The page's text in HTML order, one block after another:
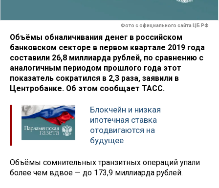
Фото с официального сайта ЦБ РФ
Объёмы обналичивания денег в российском
банковском секторе в первом квартале 2019 года
составили 26,8 миллиарда рублей, по сравнению с
аналогичным периодом прошлого года этот
показатель сократился в 2,3 раза, заявили в
Центробанке. Об этом сообщает ТАСС.
Блокчейн и низкая
ипотечная ставка
отодвигаются на
будущее
Объёмы сомнительных транзитных операций упали
более чем вдвое — до 173,9 миллиарда рублей.